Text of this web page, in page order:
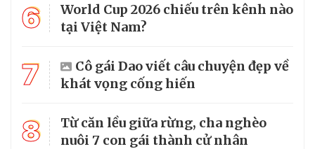
6
World Cup 2026 chiếu trên kênh nào
tại Việt Nam?
7
Cô gái Dao viết câu chuyện đẹp về
khát vọng cống hiến
8
Từ căn lều giữa rừng, cha nghèo
nuôi 7 con gái thành cử nhân